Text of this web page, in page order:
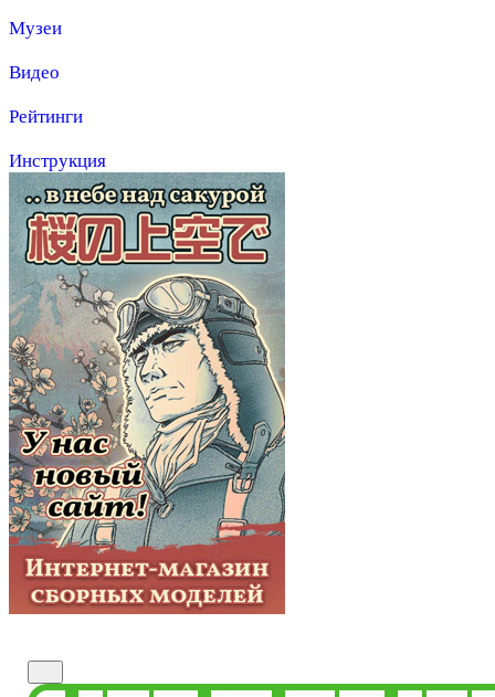
Музеи
Видео
Рейтинги
Инструкция